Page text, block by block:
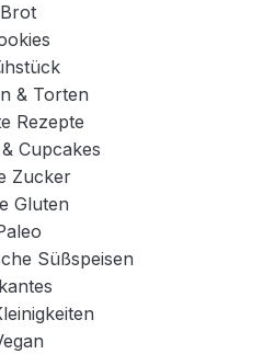
Brot
& Torten
Rezepte
Cupcakes
Zucker
Gluten
Süßspeisen